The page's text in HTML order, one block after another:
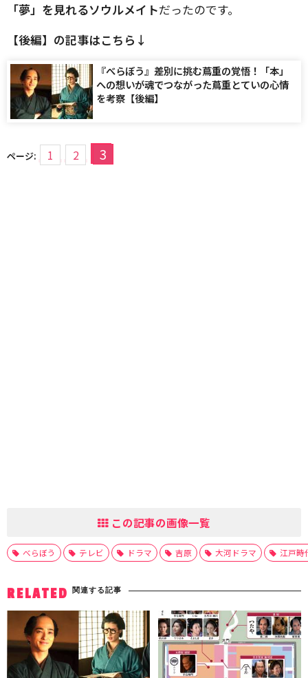
「夢」を見れるソウルメイトだったのです。
【後編】の記事はこちら↓
『べらぼう』差別に挑む蔦重の覚悟！「本」
への想いが魂でつながった蔦重とていの心情
を考察【後編】
ページ: 1 2 3
この記事の画像一覧
べらぼう テレビ ドラマ 吉原 大河ドラマ 江戸時
RELATED 関連する記事